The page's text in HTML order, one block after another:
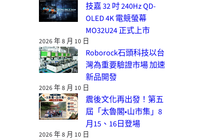
技嘉 32 吋 240Hz QD-
OLED 4K 電競螢幕
MO32U24 正式上市
2026 年 8 月 10 日
Roborock石頭科技以台
灣為重要驗證市場 加速
新品開發
2026 年 8 月 10 日
震後文化再出發！第五
屆「太魯閣•山市集」8
月15、16日登場
2026 年 8 月 10 日